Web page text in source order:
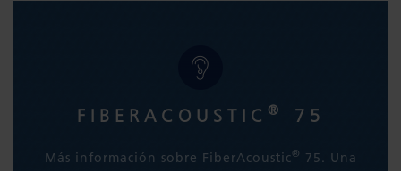
FIBERACOUSTIC ® 75
Más información sobre FiberAcoustic® 75. Una